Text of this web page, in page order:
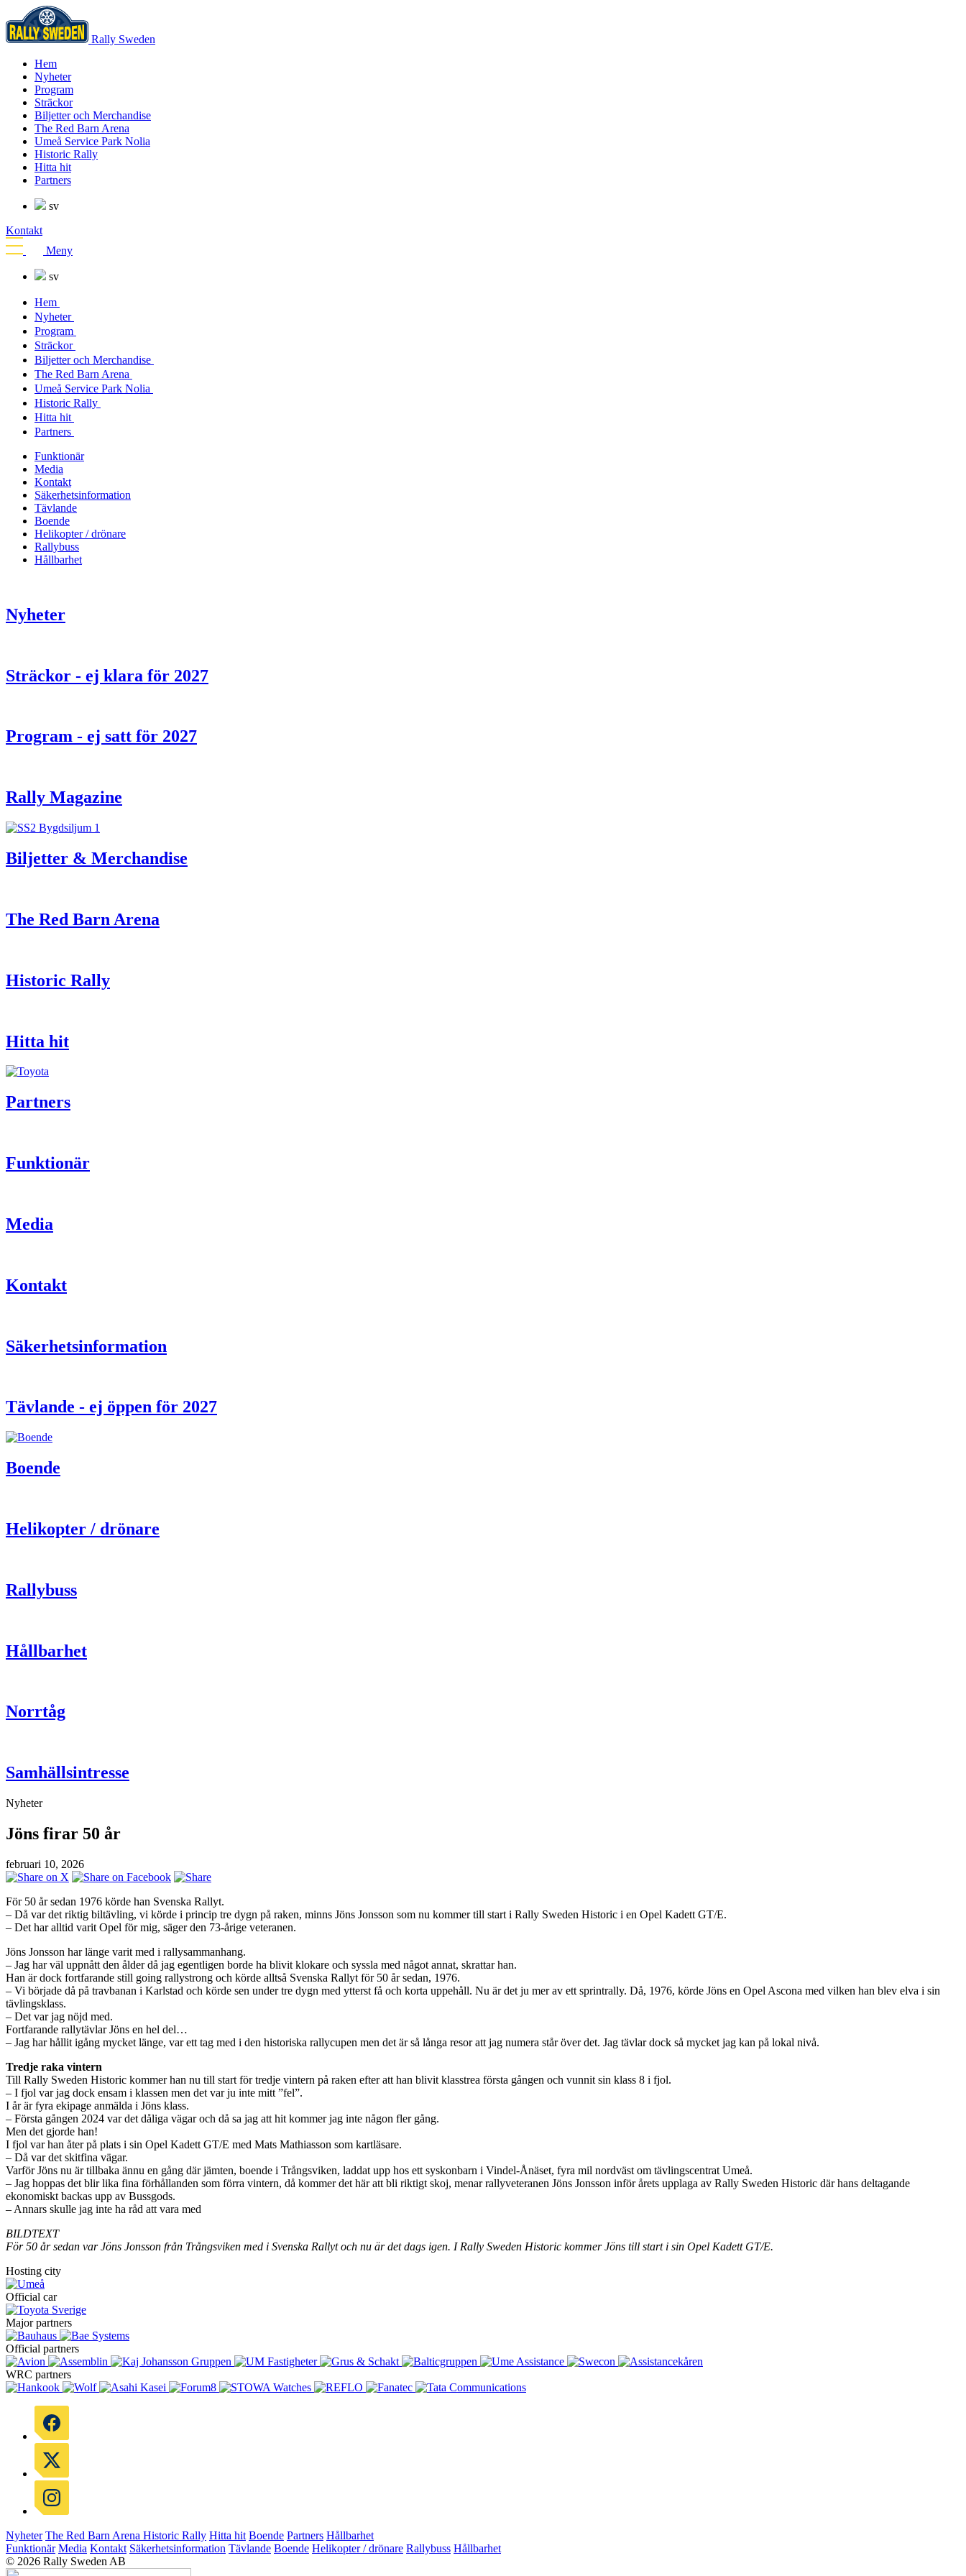
Rally Sweden
Hem
Nyheter
Program
Sträckor
Biljetter och Merchandise
The Red Barn Arena
Umeå Service Park Nolia
Historic Rally
Hitta hit
Partners
sv
Kontakt
Meny
sv
Hem
Nyheter
Program
Sträckor
Biljetter och Merchandise
The Red Barn Arena
Umeå Service Park Nolia
Historic Rally
Hitta hit
Partners
Funktionär
Media
Kontakt
Säkerhetsinformation
Tävlande
Boende
Helikopter / drönare
Rallybuss
Hållbarhet
Nyheter
Sträckor - ej klara för 2027
Program - ej satt för 2027
Rally Magazine
Biljetter & Merchandise
The Red Barn Arena
Historic Rally
Hitta hit
Partners
Funktionär
Media
Kontakt
Säkerhetsinformation
Tävlande - ej öppen för 2027
Boende
Helikopter / drönare
Rallybuss
Hållbarhet
Norrtåg
Samhällsintresse
Nyheter
Jöns firar 50 år
februari 10, 2026
För 50 år sedan 1976 körde han Svenska Rallyt.
– Då var det riktig biltävling, vi körde i princip tre dygn på raken, minns Jöns Jonsson som nu kommer till start i Rally Sweden Historic i en Opel Kadett GT/E.
– Det har alltid varit Opel för mig, säger den 73-årige veteranen.
Jöns Jonsson har länge varit med i rallysammanhang.
– Jag har väl uppnått den ålder då jag egentligen borde ha blivit klokare och syssla med något annat, skrattar han.
Han är dock fortfarande still going rallystrong och körde alltså Svenska Rallyt för 50 år sedan, 1976.
– Vi började då på travbanan i Karlstad och körde sen under tre dygn med ytterst få och korta uppehåll. Nu är det ju mer av ett sprintrally. Då, 1976, körde Jöns en Opel Ascona med vilken han blev elva i sin
tävlingsklass.
– Det var jag nöjd med.
Fortfarande rallytävlar Jöns en hel del…
– Jag har hållit igång mycket länge, var ett tag med i den historiska rallycupen men det är så långa resor att jag numera står över det. Jag tävlar dock så mycket jag kan på lokal nivå.
Tredje raka vintern
Till Rally Sweden Historic kommer han nu till start för tredje vintern på raken efter att han blivit klasstrea första gången och vunnit sin klass 8 i fjol.
– I fjol var jag dock ensam i klassen men det var ju inte mitt ”fel”.
I år är fyra ekipage anmälda i Jöns klass.
– Första gången 2024 var det dåliga vägar och då sa jag att hit kommer jag inte någon fler gång.
Men det gjorde han!
I fjol var han åter på plats i sin Opel Kadett GT/E med Mats Mathiasson som kartläsare.
– Då var det skitfina vägar.
Varför Jöns nu är tillbaka ännu en gång där jämten, boende i Trångsviken, laddat upp hos ett syskonbarn i Vindel-Ånäset, fyra mil nordväst om tävlingscentrat Umeå.
– Jag hoppas det blir lika fina förhållanden som förra vintern, då kommer det här att bli riktigt skoj, menar rallyveteranen Jöns Jonsson inför årets upplaga av Rally Sweden Historic där hans deltagande
ekonomiskt backas upp av Bussgods.
– Annars skulle jag inte ha råd att vara med
BILDTEXT
För 50 år sedan var Jöns Jonsson från Trångsviken med i Svenska Rallyt och nu ärdet dags igen. I Rally Sweden Historic kommer Jöns till start i sin Opel Kadett GT/E.
Hosting city
Official car
Major partners
Official partners
WRC partners
Nyheter The Red Barn Arena Historic Rally Hitta hit Boende Partners Hållbarhet
Funktionär Media Kontakt Säkerhetsinformation Tävlande Boende Helikopter / drönare Rallybuss Hållbarhet
© 2026 Rally Sweden AB